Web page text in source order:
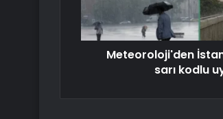
Meteoroloji'den
sarı kodlu